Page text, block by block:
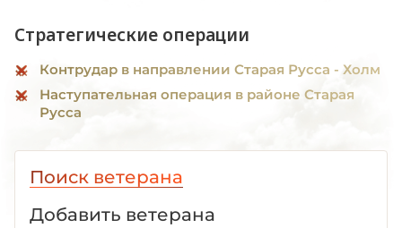
Стратегические операции
Контрудар в направлении Старая Русса - Холм
Наступательная операция в районе Старая
Русса
Поиск ветерана
Добавить ветерана